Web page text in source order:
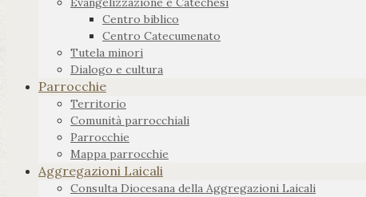
Centro biblico
Centro Catecumenato
Tutela minori
Dialogo e cultura
Parrocchie
Territorio
Comunità parrocchiali
Parrocchie
Mappa parrocchie
Aggregazioni Laicali
Consulta Diocesana della Aggregazioni Laicali